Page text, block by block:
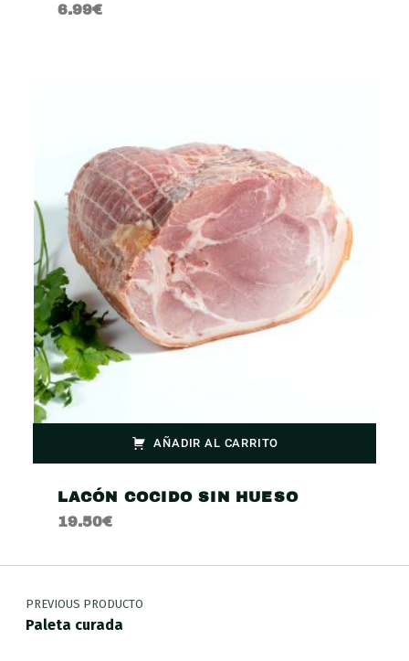
6.99€
AÑADIR AL CARRITO
LACÓN COCIDO SIN HUESO
19.50€
PREVIOUS PRODUCTO
Paleta curada